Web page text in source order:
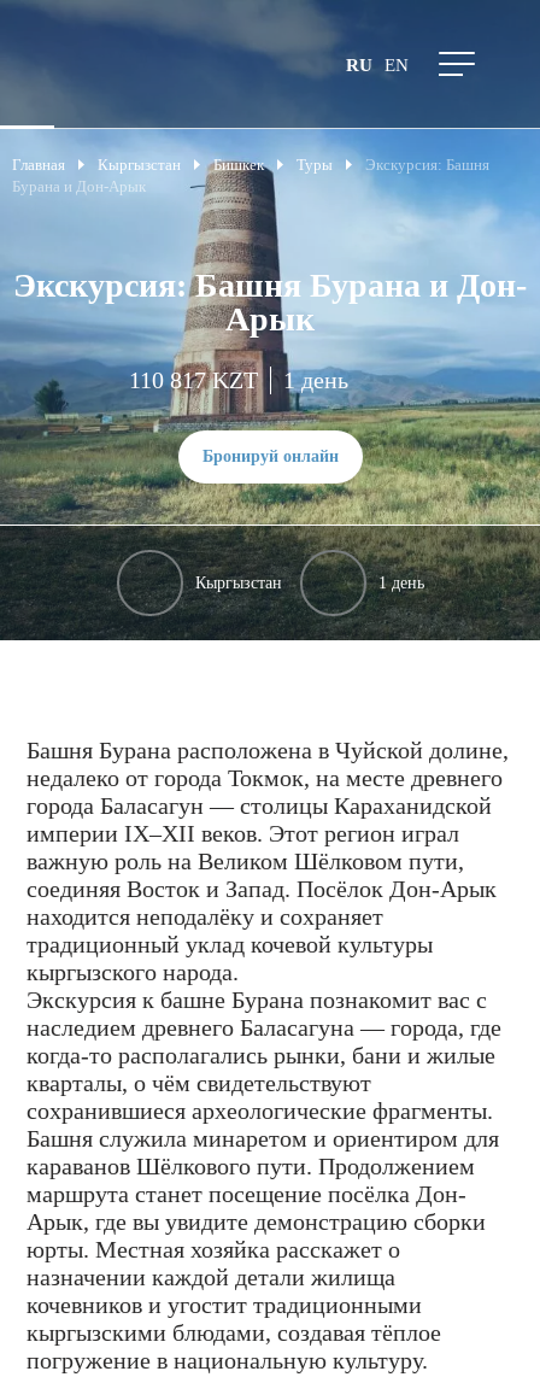
RU EN
Главная Кыргызстан Бишкек Туры
Экскурсия: Башня
Бурана и Дон-Арык
Экскурсия: Башня Бурана и Дон-
Арык
110 817 KZT 1 день
Бронируй онлайн
Кыргызстан 1 день
Башня Бурана расположена в Чуйской долине,
недалеко от города Токмок, на месте древнего
города Баласагун — столицы Караханидской
империи IX–XII веков. Этот регион играл
важную роль на Великом Шёлковом пути,
соединяя Восток и Запад. Посёлок Дон-Арык
находится неподалёку и сохраняет
традиционный уклад кочевой культуры
кыргызского народа.
Экскурсия к башне Бурана познакомит вас с
наследием древнего Баласагуна — города, где
когда-то располагались рынки, бани и жилые
кварталы, о чём свидетельствуют
сохранившиеся археологические фрагменты.
Башня служила минаретом и ориентиром для
караванов Шёлкового пути. Продолжением
маршрута станет посещение посёлка Дон-
Арык, где вы увидите демонстрацию сборки
юрты. Местная хозяйка расскажет о
назначении каждой детали жилища
кочевников и угостит традиционными
кыргызскими блюдами, создавая тёплое
погружение в национальную культуру.